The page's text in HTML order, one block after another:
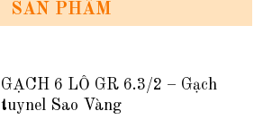
SẢN PHẨM
GẠCH 6 LỖ GR 6.3/2 – Gạch
tuynel Sao Vàng